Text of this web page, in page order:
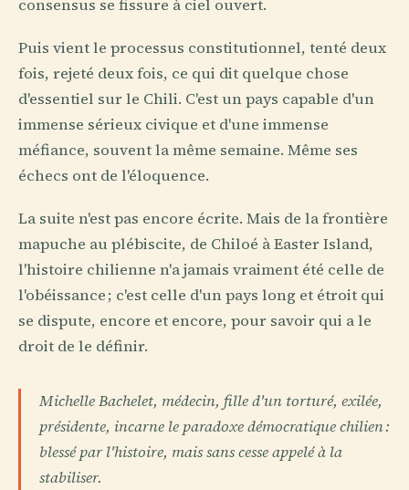
consensus se fissure à ciel ouvert.
Puis vient le processus constitutionnel, tenté deux
fois, rejeté deux fois, ce qui dit quelque chose
d'essentiel sur le Chili. C'est un pays capable d'un
immense sérieux civique et d'une immense
méfiance, souvent la même semaine. Même ses
échecs ont de l'éloquence.
La suite n'est pas encore écrite. Mais de la frontière
mapuche au plébiscite, de Chiloé à Easter Island,
l'histoire chilienne n'a jamais vraiment été celle de
l'obéissance ; c'est celle d'un pays long et étroit qui
se dispute, encore et encore, pour savoir qui a le
droit de le définir.
Michelle Bachelet, médecin, fille d'un torturé, exilée,
présidente, incarne le paradoxe démocratique chilien :
blessé par l'histoire, mais sans cesse appelé à la
stabiliser.